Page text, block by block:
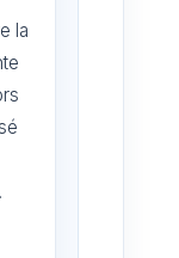
la